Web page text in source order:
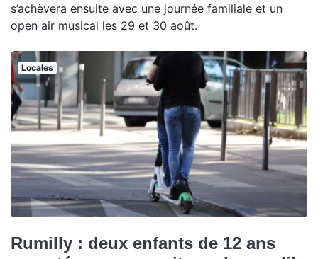
s’achèvera ensuite avec une journée familiale et un
open air musical les 29 et 30 août.
Locales
Rumilly : deux enfants de 12 ans